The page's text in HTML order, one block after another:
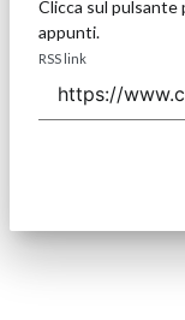
Clicca sul pulsante
appunti.
RSS link